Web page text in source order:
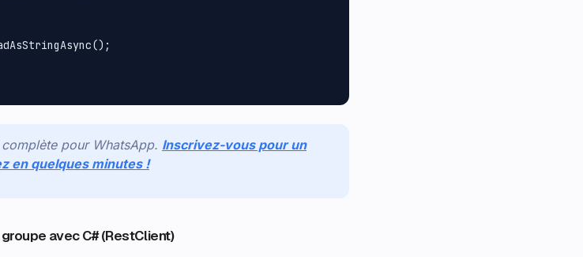
pour WhatsApp. Inscrivez-vous pour un
en quelques minutes !
avec C# (RestClient)